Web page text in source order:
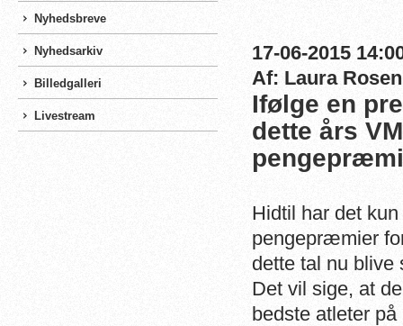
Nyhedsbreve
Nyhedsarkiv
Billedgalleri
Livestream
17-06-2015
Af: Laura
Ifølge en
dette års
Hidtil har det
pengepræmier
dette tal nu blive
Det vil sige, at
bedste atleter